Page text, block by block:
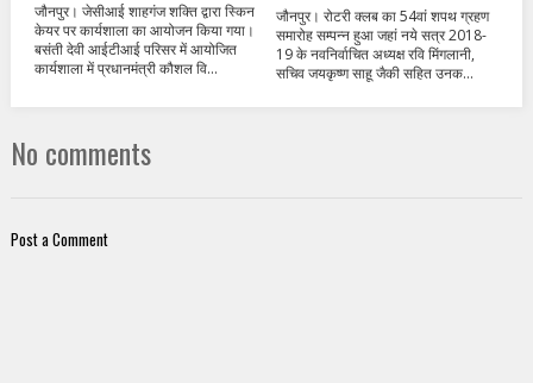
जौनपुर। जेसीआई शाहगंज शक्ति द्वारा स्किन
केयर पर कार्यशाला का आयोजन किया गया।
बसंती देवी आईटीआई परिसर में आयोजित
कार्यशाला में प्रधानमंत्री कौशल वि...
जौनपुर। रोटरी क्लब का 54वां शपथ ग्रहण
समारोह सम्पन्न हुआ जहां नये सत्र 2018-
19 के नवनिर्वाचित अध्यक्ष रवि मिंगलानी,
सचिव जयकृष्ण साहू जैकी सहित उनक...
No comments
Post a Comment